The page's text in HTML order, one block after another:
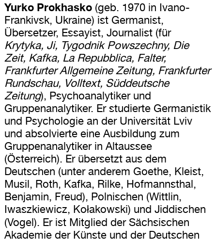
Yurko Prokhasko(geb. 1970 in Ivano-
Frankivsk, Ukraine) ist Germanist,
Übersetzer, Essayist, Journalist (für
Krytyka, Ji, Tygodnik Powszechny, Die
Zeit, Kafka, La Repubblica, Falter,
Frankfurter Allgemeine Zeitung, Frankfurter
Rundschau, Volltext, Süddeutsche
Zeitung), Psychoanalytiker und
Gruppenanalytiker. Er studierte Germanistik
und Psychologie an der Universität Lviv
und absolvierte eine Ausbildung zum
Gruppenanalytiker in Altaussee
(Österreich). Er übersetzt aus dem
Deutschen (unter anderem Goethe, Kleist,
Musil, Roth, Kafka, Rilke, Hofmannsthal,
Benjamin, Freud), Polnischen (Wittlin,
Iwaszkiewicz, Kołakowski) und Jiddischen
(Vogel). Er ist Mitglied der Sächsischen
Akademie der Künste und der Deutschen